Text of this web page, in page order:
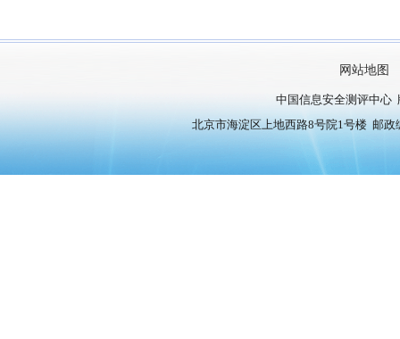
网站地图
中国信息安全测评中心
北京市海淀区上地西路8号院1号楼 邮